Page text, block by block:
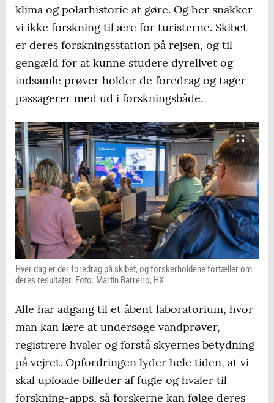
klima og polarhistorie at gøre. Og her snakker
vi ikke forskning til ære for turisterne. Skibet
er deres forskningsstation på rejsen, og til
gengæld for at kunne studere dyrelivet og
indsamle prøver holder de foredrag og tager
passagerer med ud i forskningsbåde.
Hver dag er der foredrag på skibet, og forskerholdene fortæller om
deres resultater. Foto: Martin Barreiro, HX
Alle har adgang til et åbent laboratorium, hvor
man kan lære at undersøge vandprøver,
registrere hvaler og forstå skyernes betydning
på vejret. Opfordringen lyder hele tiden, at vi
skal uploade billeder af fugle og hvaler til
forskning-apps, så forskerne kan følge deres